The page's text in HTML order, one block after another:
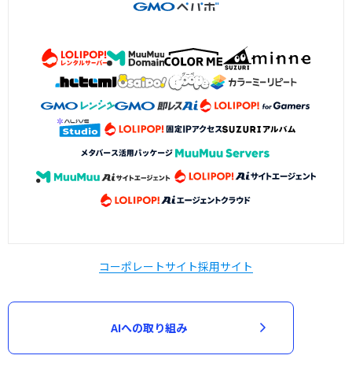
コーポレートサイト採用サイト
AIへの取り組み